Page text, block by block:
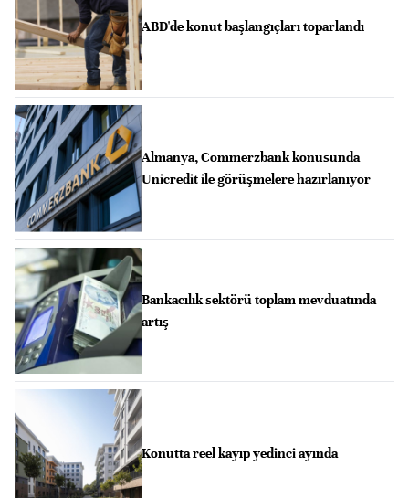
ABD'de konut başlangıçları toparlandı
Almanya, Commerzbank konusunda
Unicredit ile görüşmelere hazırlanıyor
Bankacılık sektörü toplam mevduatında
artış
Konutta reel kayıp yedinci ayında